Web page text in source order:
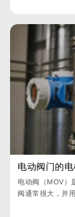
电动阀门的
电动阀（MOV）
阀通常很大，并